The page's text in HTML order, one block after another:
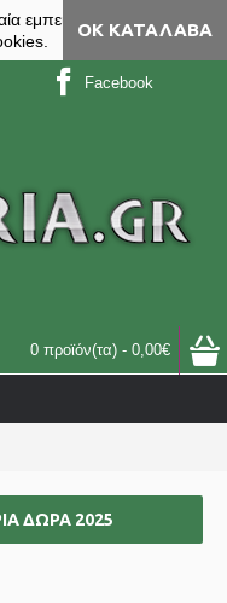
εμπειρία, στο site
ΟΚ ΚΑΤΆΛΑΒΑ
Facebook
0 προϊόν(τα) - 0,00€
για γούρια δώρα
ΔΏΡΑ 2025